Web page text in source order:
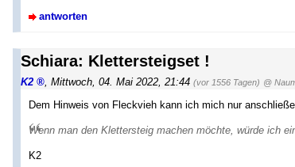
antworten
Schiara: Klettersteigset !
K2 Mittwoch, 04. Mai 2022, 21:44 (vor 1556 Tagen) @
Dem Hinweis von Fleckvieh kann ich mich nur
Wenn man den Klettersteig machen möchte, würde ich
K2